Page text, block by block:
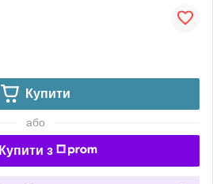
Купити
або
Купити з